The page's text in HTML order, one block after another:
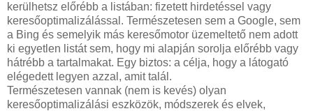
kerülhetsz előrébb a listában: fizetett hirdetéssel vagy
keresőoptimalizálással. Természetesen sem a Google, sem
a Bing és semelyik más keresőmotor üzemeltető nem adott
ki egyetlen listát sem, hogy mi alapján sorolja előrébb vagy
hátrébb a tartalmakat. Egy biztos: a célja, hogy a látogató
elégedett legyen azzal, amit talál.
Természetesen vannak (nem is kevés) olyan
keresőoptimalizálási eszközök, módszerek és elvek,